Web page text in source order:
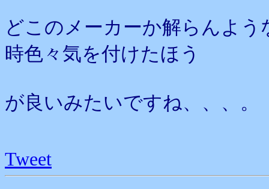
どこのメーカーか解らんよ
時色々気を付けたほう
が良いみたいですね、、、。
Tweet